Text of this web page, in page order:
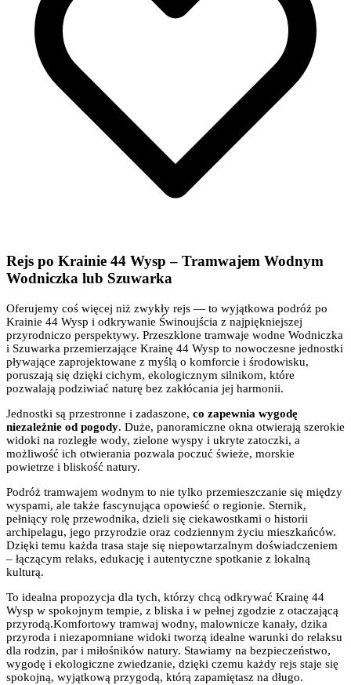
Rejs po Krainie 44 Wysp – Tramwajem Wodnym
Wodniczka lub Szuwarka
Oferujemy coś więcej niż zwykły rejs — to wyjątkowa podróż po
Krainie 44 Wysp i odkrywanie Świnoujścia z najpiękniejszej
przyrodniczo perspektywy. Przeszklone tramwaje wodne Wodniczka
i Szuwarka przemierzające Krainę 44 Wysp to nowoczesne jednostki
pływające zaprojektowane z myślą o komforcie i środowisku,
poruszają się dzięki cichym, ekologicznym silnikom, które
pozwalają podziwiać naturę bez zakłócania jej harmonii.
Jednostki są przestronne i zadaszone, co zapewnia wygodę
niezależnie od pogody. Duże, panoramiczne okna otwierają szerokie
widoki na rozległe wody, zielone wyspy i ukryte zatoczki, a
możliwość ich otwierania pozwala poczuć świeże, morskie
powietrze i bliskość natury.
Podróż tramwajem wodnym to nie tylko przemieszczanie się między
wyspami, ale także fascynująca opowieść o regionie. Sternik,
pełniący rolę przewodnika, dzieli się ciekawostkami o historii
archipelagu, jego przyrodzie oraz codziennym życiu mieszkańców.
Dzięki temu każda trasa staje się niepowtarzalnym doświadczeniem
– łączącym relaks, edukację i autentyczne spotkanie z lokalną
kulturą.
To idealna propozycja dla tych, którzy chcą odkrywać Krainę 44
Wysp w spokojnym tempie, z bliska i w pełnej zgodzie z otaczającą
przyrodą.Komfortowy tramwaj wodny, malownicze kanały, dzika
przyroda i niezapomniane widoki tworzą idealne warunki do relaksu
dla rodzin, par i miłośników natury. Stawiamy na bezpieczeństwo,
wygodę i ekologiczne zwiedzanie, dzięki czemu każdy rejs staje się
spokojną, wyjątkową przygodą, którą zapamiętasz na długo.